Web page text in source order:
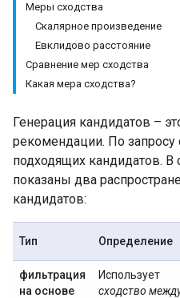
Меры сходства
Скалярное произведение
Евклидово расстояние
Сравнение мер сходства
Какая мера сходства?
Генерация кандидатов –
рекомендации. По запросу
подходящих кандидатов.
показаны два
кандидатов:
Тип Определение
фильтрация
на основе
Использует
сходство